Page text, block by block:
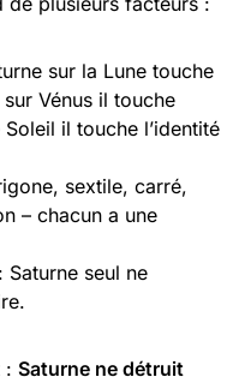
sur la Lune touche
Vénus il touche
il touche l’identité
sextile, carré,
– chacun a une
: Saturne seul ne
: Saturne ne détruit